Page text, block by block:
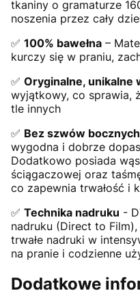
tkaniny o gramaturze
noszenia przez cały
✅ 100% bawełna –
kurczy się w praniu,
✅ Oryginalne, unikalne
wyjątkowy, co sprawia,
tle innych
✅ Bez szwów bocznych
wygodna i dobrze
Dodatkowo posiada
ściągaczowej oraz
co zapewnia trwałość i
✅ Technika nadruku -
nadruku (Direct to
trwałe nadruki w
na pranie i codzienne
Dodatkowe